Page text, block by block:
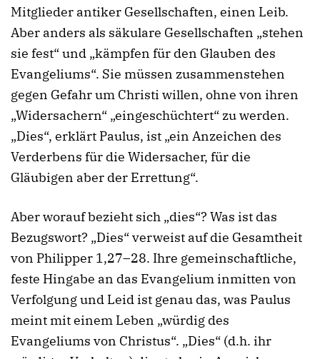
Mitglieder antiker Gesellschaften, einen Leib.
Aber anders als säkulare Gesellschaften „stehen
sie fest“ und „kämpfen für den Glauben des
Evangeliums“. Sie müssen zusammenstehen
gegen Gefahr um Christi willen, ohne von ihren
„Widersachern“ „eingeschüchtert“ zu werden.
„Dies“, erklärt Paulus, ist „ein Anzeichen des
Verderbens für die Widersacher, für die
Gläubigen aber der Errettung“.
Aber worauf bezieht sich „dies“? Was ist das
Bezugswort? „Dies“ verweist auf die Gesamtheit
von Philipper 1,27–28. Ihre gemeinschaftliche,
feste Hingabe an das Evangelium inmitten von
Verfolgung und Leid ist genau das, was Paulus
meint mit einem Leben „würdig des
Evangeliums von Christus“. „Dies“ (d.h. ihr